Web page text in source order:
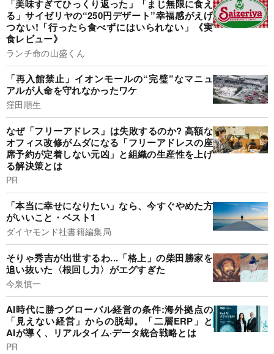
「美味すぎてひっくり返った」「まじ無限に食え
る」サイゼリヤの“250円デザート”幸福感がえげ
つない!「行ったら食べずにはいられない」《実
食レビュー》
ランチ命の山盛くん
「再入館禁止」イオンモールの“完璧”なマニュ
アルが人命を守れなかったワケ
窪田順生
なぜ「フリーアドレス」は失敗するのか? 高額な
オフィス改修がムダになる「フリーアドレスの座
席予約が定着しない元凶」と組織の生産性を上げ
る解決策とは
PR
「本当に幸せになりたい」なら、今すぐやめた方
がいいこと・ベスト1
ダイヤモンド社書籍編集局
そりゃ秀吉が出世するわ...「格上」の柴田勝家を
追い抜いた〈根回し力〉がエグすぎた
今泉慎一
AI時代に勝つグローバル経営の条件:海外拠点の
「見えない経営」からの脱却。「二層ERP」と
AIが導く、リアルタイム·データ統合戦略とは
PR